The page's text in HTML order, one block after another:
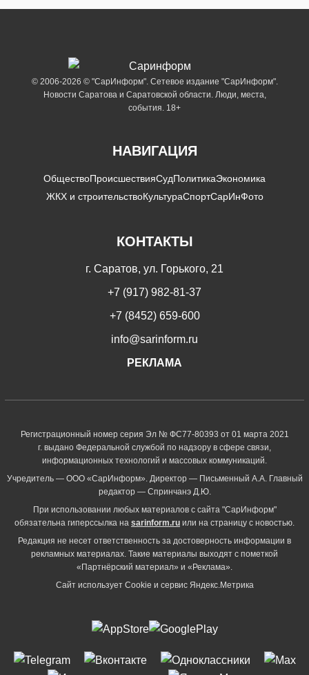
© 2006-2026 © "СарИнформ". Сетевое издание "СарИнформ".
Новости Саратова и Саратовской области. Люди, места,
события. 18+
НАВИГАЦИЯ
ОбществоПроисшествияСудПолитикаЭкономика
ЖКХ и строительствоКультураСпортСарИнФото
КОНТАКТЫ
г. Саратов, ул. Горького, 21
+7 (917) 982-81-37
+7 (8452) 659-600
info@sarinform.ru
РЕКЛАМА
Регистрационный номер серия Эл № ФС77-80393 от 01 марта 2021
г. выдано Федеральной службой по надзору в сфере связи,
информационных технологий и массовых коммуникаций.
Учредитель — ООО «СарИнформ». Директор — Письменный А.А. Главный
редактор — Спринчанэ Д.Ю.
При использовании любых материалов с сайта "СарИнформ"
обязательна гиперссылка на sarinform.ru или на страницу с новостью.
Редакция не несет ответственность за достоверность информации в
рекламных материалах. Такие материалы выходят с пометкой
«Партнёрский материал» и «Реклама».
Сайт использует Cookie и сервиc Яндекс.Метрика